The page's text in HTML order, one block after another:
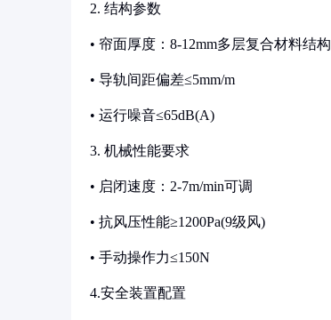
2. 结构参数
• 帘面厚度：8-12mm多层复合材料结构
• 导轨间距偏差≤5mm/m
• 运行噪音≤65dB(A)
3. 机械性能要求
• 启闭速度：2-7m/min可调
• 抗风压性能≥1200Pa(9级风)
• 手动操作力≤150N
4.安全装置配置